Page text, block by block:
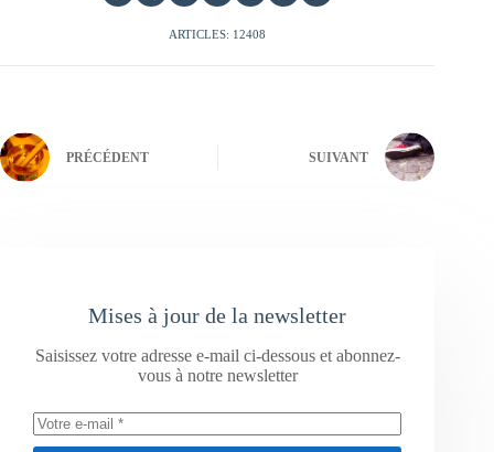
ARTICLES: 12408
PRÉCÉDENT SUIVANT
Mises à jour de la newsletter
Saisissez votre adresse e-mail ci-dessous et abonnez-
vous à notre newsletter